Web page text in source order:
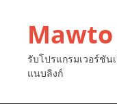
Mawto
รับโปรแกรมเวอร์ชัน
แนบลิงก์